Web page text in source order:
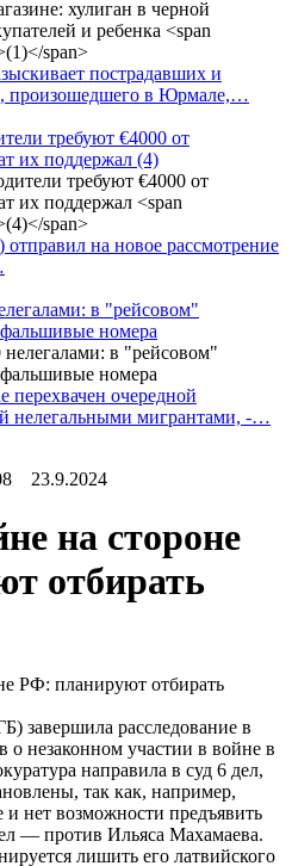
пострадавших и
произошедшего в Юрмале,…
требуют €4000 от
их поддержал (4)
на новое рассмотрение
в "рейсовом"
номера
перехвачен очередной
нелегальными мигрантами, -…
23.9.2024
на стороне
отбирать
завершила расследование в
о незаконном участии в войне в
направила в суд 6 дел,
так как, например,
и нет возможности предъявить
— против Ильяса Махамаева.
лишить его латвийского